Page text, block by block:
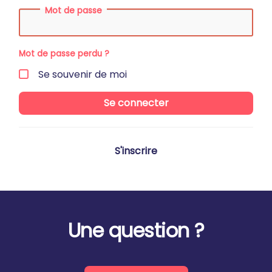
Mot de passe
Mot de passe perdu ?
Se souvenir de moi
Se connecter
S'inscrire
Une question ?